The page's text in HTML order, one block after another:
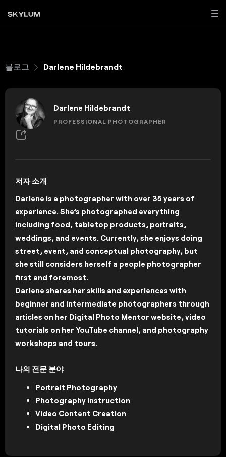
블로그 Darlene Hildebrandt
Darlene Hildebrandt
PROFESSIONAL PHOTOGRAPHER
저자 소개
Darlene is a photographer with over 35 years of
experience. She’s photographed everything
including food, tabletop products, portraits,
weddings, and events. Currently, she enjoys doing
street, event, and conceptual photography, but
she still considers herself a people photographer
first and foremost.
Darlene shares her skills and experiences with
beginner and intermediate photographers through
articles on her Digital Photo Mentor website, video
tutorials on her YouTube channel, and photography
workshops and tours.
나의 전문 분야
Portrait Photography
Photography Instruction
Video Content Creation
Digital Photo Editing